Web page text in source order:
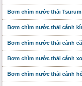
Bơm chìm nước thải
Bơm chìm nước thải cánh
Bơm chìm nước thải cánh
Bơm chìm nước thải cánh
Bơm chìm nước thải cánh